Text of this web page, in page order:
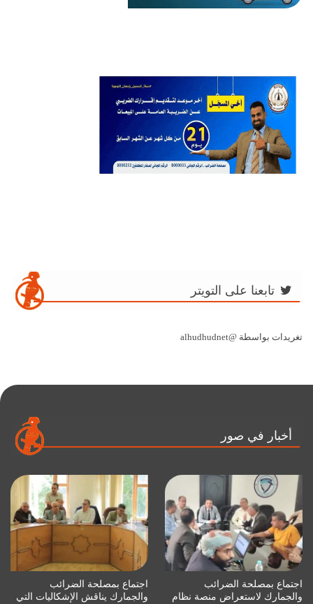
تابعنا على التويتر
تغريدات بواسطة @alhudhudnet
أخبار في صور
اجتماع بمصلحة الضرائب
والجمارك لاستعراض منصة نظام
اجتماع بمصلحة الضرائب
والجمارك يناقش الإشكاليات التي